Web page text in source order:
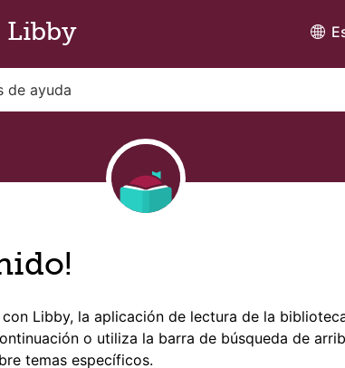
Libby
con Libby, la aplicación de lectura de la
o utiliza la barra de búsqueda de
temas específicos.